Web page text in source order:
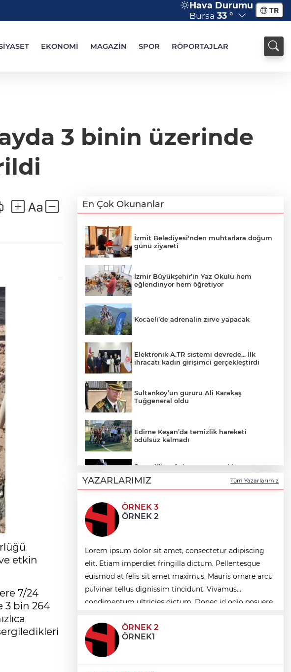
Hava Durumu
Bursa 33 ° TR
EKONOMİ MAGAZİN SPOR RÖPORTAJLAR
3 binin üzerinde
etkin
7/24
3 bin 264
En Çok Okunanlar
İzmit Belediyesi'nden muhtarlara doğum
günü ziyareti
İzmir Büyükşehir’in Yaz Okulu hem
eğlendiriyor hem öğretiyor
Kocaeli’de adrenalin zirve yapacak
Elektronik A.TR sistemi devrede... İlk
ihracatı kadın girişimci gerçekleştirdi
Sultanköy’ün gururu Ali Karakaş
Tuğgeneral oldu
Edirne Keşan’da temizlik hareketi
ödülsüz kalmadı
SpaceX'ten Ay'a çarpma açıklaması:
Sorumlu uzay operasyonları için
çalışıyoruz
İzmir Bornova’da doğal lezzetler halkla
buluşuyor
Kayseri Büyükşehir'de lavanta hasadı
başladı
Mersin’de alzheimer hastalarına umut
YAZARLARIMIZ Tüm Yazarlarımız
ÖRNEK 3
ÖRNEK 2
Lorem ipsum dolor sit amet, consectetur adipiscing
elit. Etiam imperdiet fringilla dictum. Pellentesque
euismod at felis sit amet maximus. Mauris ornare arcu
pulvinar tellus dignissim tincidunt. Vivamus
condimentum ultricies dictum. Donec id odio posuere,
ÖRNEK 2
ÖRNEK1